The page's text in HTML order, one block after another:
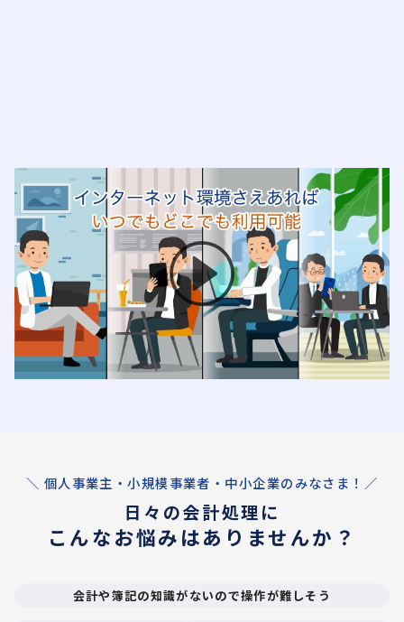
＼ 個人事業主・小規模事業者・中小企業のみなさま！／
日々の会計処理に
こんなお悩みはありませんか？
会計や簿記の知識がないので操作が難しそう